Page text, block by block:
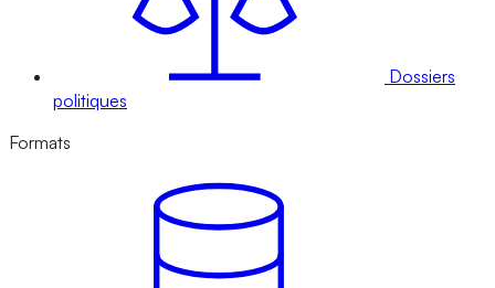
Dossiers
politiques
Formats